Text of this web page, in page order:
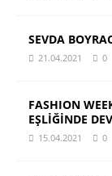
SEVDA
21.04.2021 0
FASHION
EŞLİĞİNDE
15.04.2021 0